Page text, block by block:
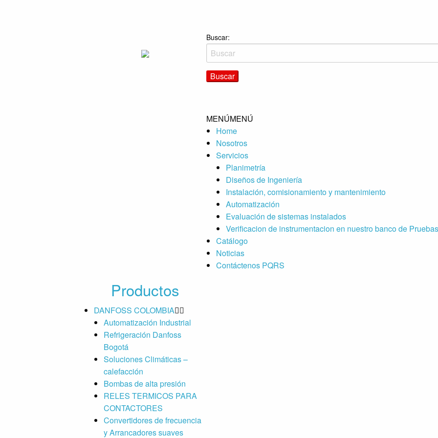
Buscar:
MENÚMENÚ
Home
Nosotros
Servicios
Planimetría
Diseños de Ingeniería
Instalación, comisionamiento y mantenimiento
Automatización
Evaluación de sistemas instalados
Verificacion de instrumentacion en nuestro banco de Pruebas
Catálogo
Noticias
Contáctenos PQRS
Productos
DANFOSS COLOMBIA
Automatización Industrial
Refrigeración Danfoss
Bogotá
Soluciones Climáticas –
calefacción
Bombas de alta presión
RELES TERMICOS PARA
CONTACTORES
Convertidores de frecuencia
y Arrancadores suaves